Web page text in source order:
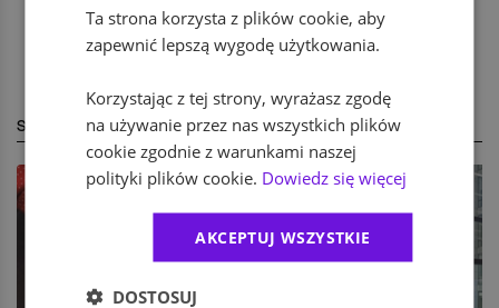
STREFA EKSPERTA
Ta strona korzysta z plików cookie, aby
zapewnić lepszą wygodę użytkowania.
Korzystając z tej strony, wyrażasz zgodę
na używanie przez nas wszystkich plików
cookie zgodnie z warunkami naszej
polityki plików cookie. Dowiedz się więcej
AKCEPTUJ WSZYSTKIE
DOSTOSUJ